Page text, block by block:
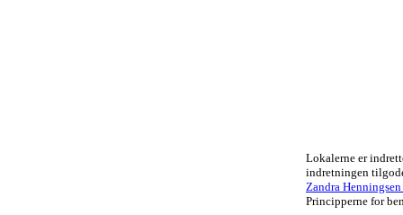
Lokalerne er
indretningen
Zandra Henningsen
Principperne for